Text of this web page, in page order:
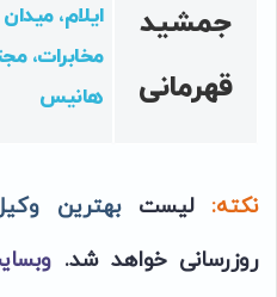
جمشید
قهرمانی
ایلام، میدان
مخابرات،
هانیس
نکته: لیستبهترین
روزرسانی خواهد شد.